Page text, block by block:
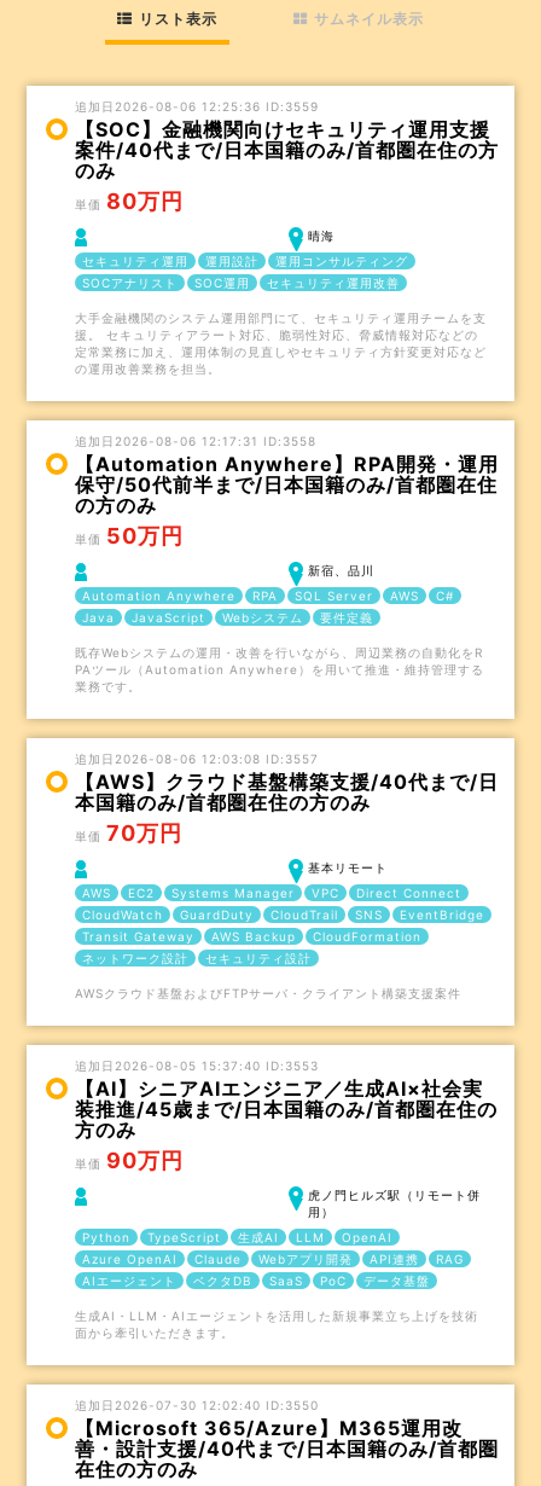
リスト表示 サムネイル表示
追加日2026-08-06 12:25:36 ID:3559
【SOC】金融機関向けセキュリティ運用支援
案件/40代まで/日本国籍のみ/首都圏在住の方
のみ
単価 80万円
晴海
セキュリティ運用
運用設計
運用コンサルティング
SOCアナリスト
SOC運用 セキュリティ運用改善
大手金融機関のシステム運用部門にて、セキュリティ運用チームを支
援。 セキュリティアラート対応、脆弱性対応、脅威情報対応などの
定常業務に加え、運用体制の見直しやセキュリティ方針変更対応など
の運用改善業務を担当。
追加日2026-08-06 12:17:31 ID:3558
【Automation Anywhere】RPA開発・運用
保守/50代前半まで/日本国籍のみ/首都圏在住
の方のみ
単価 50万円
新宿、品川
Automation Anywhere
RPA SQL Server AWS
C#
Java
JavaScript Webシステム 要件定義
既存Webシステムの運用・改善を行いながら、周辺業務の自動化をR
PAツール（Automation Anywhere）を用いて推進・維持管理する
業務です。
追加日2026-08-06 12:03:08 ID:3557
【AWS】クラウド基盤構築支援/40代まで/日
本国籍のみ/首都圏在住の方のみ
単価 70万円
基本リモート
AWS
EC2 Systems Manager VPC
Direct Connect
CloudWatch
GuardDuty CloudTrail SNS
EventBridge
Transit Gateway
AWS Backup
CloudFormation
ネットワーク設計
セキュリティ設計
AWSクラウド基盤およびFTPサーバ・クライアント構築支援案件
追加日2026-08-05 15:37:40 ID:3553
【AI】シニアAIエンジニア／生成AI×社会実
装推進/45歳まで/日本国籍のみ/首都圏在住の
方のみ
単価 90万円
虎ノ門ヒルズ駅（リモート併
用）
Python
TypeScript 生成AI LLM
OpenAI
Azure OpenAI
Claude Webアプリ開発 API連携
RAG
AIエージェント
ベクタDB SaaS PoC データ基盤
生成AI・LLM・AIエージェントを活用した新規事業立ち上げを技術
面から牽引いただきます。
追加日2026-07-30 12:02:40 ID:3550
【Microsoft 365/Azure】M365運用改
善・設計支援/40代まで/日本国籍のみ/首都圏
在住の方のみ